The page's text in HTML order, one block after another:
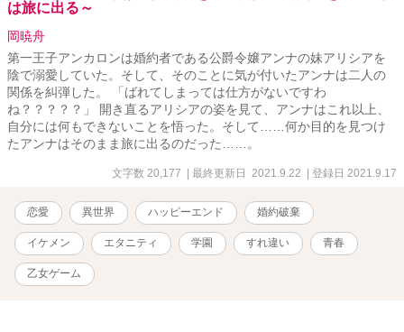
は旅に出る～
岡暁舟
第一王子アンカロンは婚約者である公爵令嬢アンナの妹アリシアを
陰で溺愛していた。そして、そのことに気が付いたアンナは二人の
関係を糾弾した。 「ばれてしまっては仕方がないですわ
ね？？？？？」 開き直るアリシアの姿を見て、アンナはこれ以上、
自分には何もできないことを悟った。そして……何か目的を見つけ
たアンナはそのまま旅に出るのだった……。
文字数 20,177 | 最終更新日 2021.9.22 | 登録日 2021.9.17
恋愛 異世界 ハッピーエンド 婚約破棄
イケメン エタニティ 学園 すれ違い 青春
乙女ゲーム